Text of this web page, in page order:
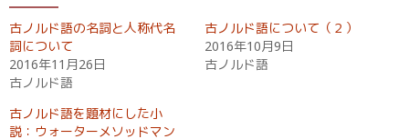
ド
で
開
き
ま
す
)
(
い
ド
ウ
で
古ノルド語の名詞と人称代名
詞について
2016年11月26日
古ノルド語
古ノルド語について（２）
2016年10月9日
古ノルド語
古ノルド語を題材にした小
説：ウォーターメソッドマン